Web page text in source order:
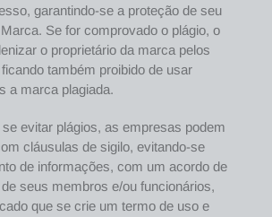
garantindo-se a proteção de seu
Se for comprovado o plágio, o
o proprietário da marca pelos
também proibido de usar
a marca plagiada.
evitar plágios, as empresas podem
cláusulas de sigilo, evitando-se
de informações, com um acordo de
seus membros e/ou funcionários,
que se crie um termo de uso e